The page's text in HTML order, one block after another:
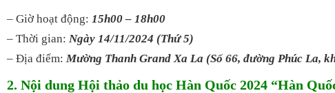
– Giờ hoạt động: 15h00 – 18h00
– Thời gian: Ngày 14/11/2024 (Thứ 5)
– Địa điểm: Mường Thanh Grand Xa La (Số 66, đường Phúc La,
2. Nội dung Hội thảo du học Hàn Quốc 2024 “Hàn